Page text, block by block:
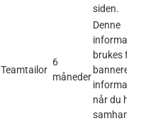
siden.
Teamtailor
6
måneder
Denne
brukes for
banneret
når du har